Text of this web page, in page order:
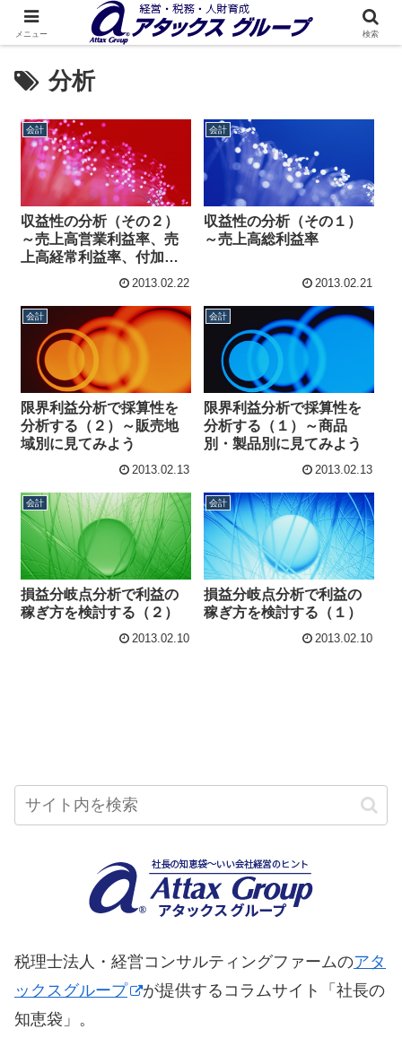
分析
会計
収益性の分析（その２）
～売上高営業利益率、売
上高経常利益率、付加価
2013.02.22
会計
収益性の分析（その１）
～売上高総利益率
2013.02.21
会計
限界利益分析で採算性を
分析する（２）～販売地
域別に見てみよう
2013.02.13
会計
限界利益分析で採算性を
分析する（１）～商品
別・製品別に見てみよう
2013.02.13
会計
損益分岐点分析で利益の
稼ぎ方を検討する（２）
2013.02.10
会計
損益分岐点分析で利益の
稼ぎ方を検討する（１）
2013.02.10
税理士法人・経営コンサルティングファームのアタ
ックスグループ
が提供するコラムサイト「社長の
知恵袋」。
メニュー 検索